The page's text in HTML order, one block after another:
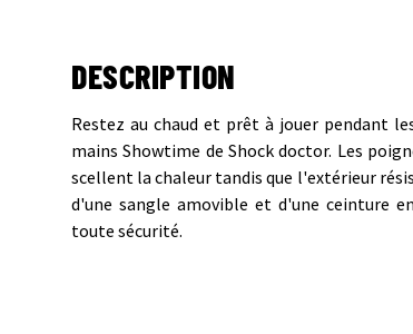
DESCRIPTION
Restez au chaud et prêt à jouer pendant
mains Showtime de Shock doctor. Les
scellent la chaleur tandis que l'extérieur
d'une sangle amovible et d'une ceinture
toute sécurité.